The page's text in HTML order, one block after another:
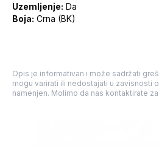
Uzemljenje: Da
Boja: Crna (BK)
Opis je informativan i može sadržati
mogu varirati ili nedostajati u zavisnosti
namenjen. Molimo da nas kontaktirate